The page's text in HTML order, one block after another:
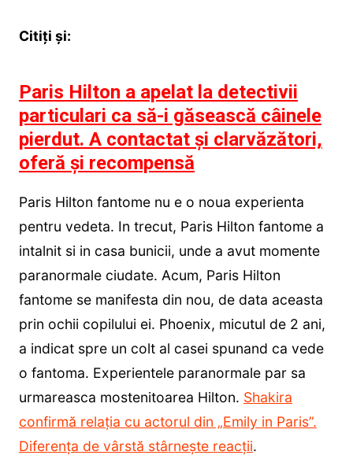
Citiți și:
Paris Hilton a apelat la detectivii
particulari ca să-i găsească câinele
pierdut. A contactat și clarvăzători,
oferă și recompensă
Paris Hilton fantome nu e o noua experienta
pentru vedeta. In trecut, Paris Hilton fantome a
intalnit si in casa bunicii, unde a avut momente
paranormale ciudate. Acum, Paris Hilton
fantome se manifesta din nou, de data aceasta
prin ochii copilului ei. Phoenix, micutul de 2 ani,
a indicat spre un colt al casei spunand ca vede
o fantoma. Experientele paranormale par sa
urmareasca mostenitoarea Hilton. Shakira
confirmă relația cu actorul din „Emily in Paris”.
Diferența de vârstă stârnește reacții.